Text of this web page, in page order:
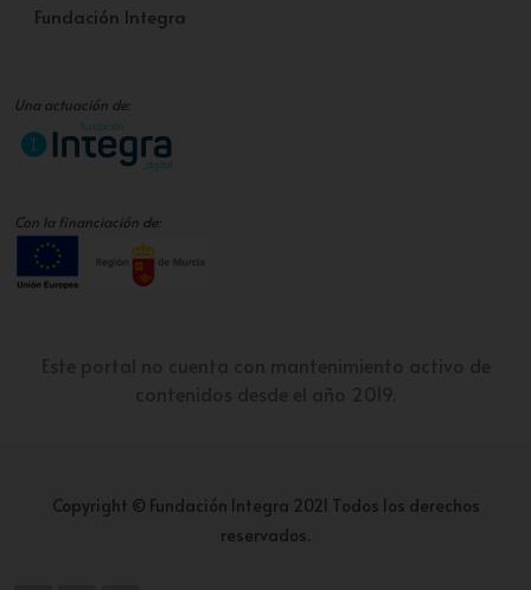
Fundación Integra
Una actuación de:
Con la financiación de:
Copyright © Fundación Integra 2021 Todos los derechos
reservados.